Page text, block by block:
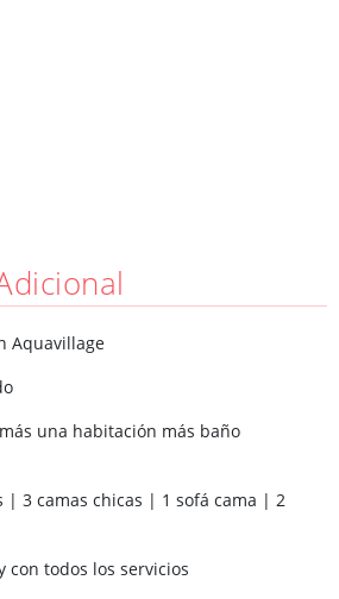
Aquavillage
una habitación más baño
| 3 camas chicas | 1 sofá cama | 2
con todos los servicios